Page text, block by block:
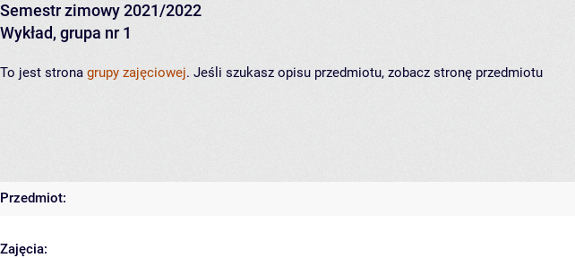
Semestr zimowy 2021/2022
Wykład, grupa nr 1
To jest strona grupy zajęciowej. Jeśli szukasz opisu przedmiotu, zobacz stronę przedmiotu
Przedmiot:
Zajęcia: